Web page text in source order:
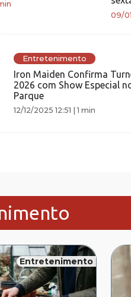
09/
Entretenimento
Iron Maiden Confirma
2026 com Show Especial
Parque
12/12/2025 12:51 |1 min
Entretenimento